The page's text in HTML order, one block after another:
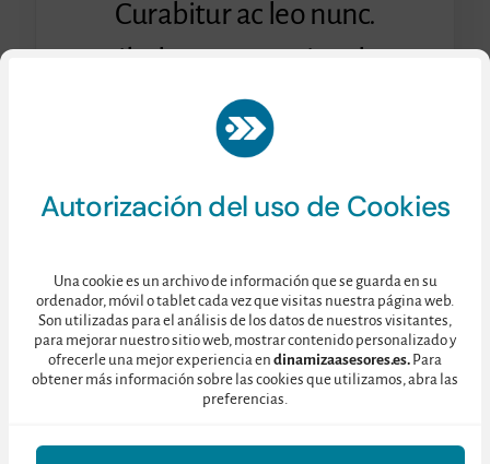
Autorización del uso de Cookies
Una cookie es un archivo de información que se guarda en su
ordenador, móvil o tablet cada vez que visitas nuestra página web.
Son utilizadas para el análisis de los datos de nuestros visitantes,
para mejorar nuestro sitio web, mostrar contenido personalizado y
ofrecerle una mejor experiencia en dinamizaasesores.es. Para
obtener más información sobre las cookies que utilizamos, abra las
preferencias.
Curabitur ac leo nunc.
Vestibulum et mauris vel ante
finibus maximus.